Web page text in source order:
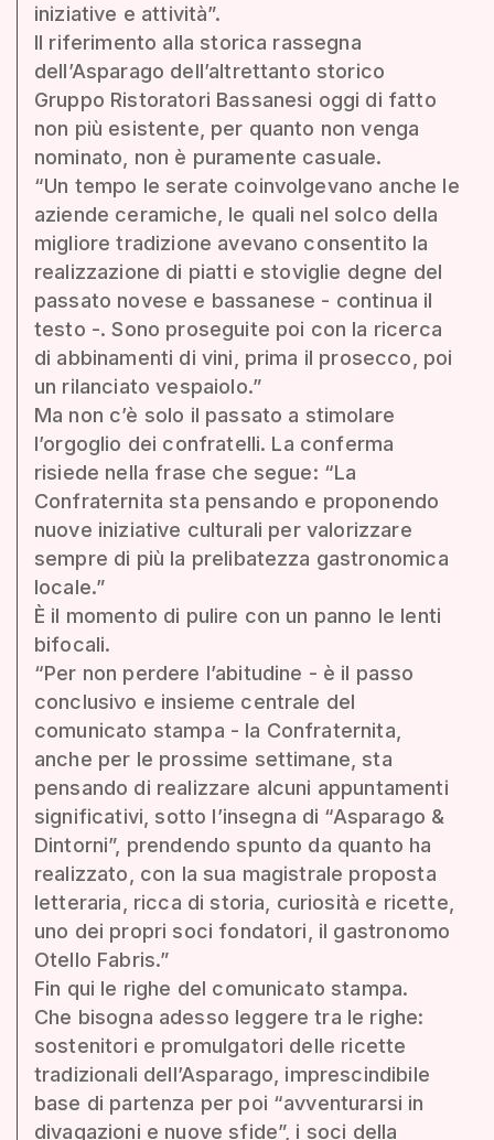
iniziative e attività”.
Il riferimento alla storica rassegna
dell’Asparago dell’altrettanto storico
Gruppo Ristoratori Bassanesi oggi di fatto
non più esistente, per quanto non venga
nominato, non è puramente casuale.
“Un tempo le serate coinvolgevano anche le
aziende ceramiche, le quali nel solco della
migliore tradizione avevano consentito la
realizzazione di piatti e stoviglie degne del
passato novese e bassanese - continua il
testo -. Sono proseguite poi con la ricerca
di abbinamenti di vini, prima il prosecco, poi
un rilanciato vespaiolo.”
Ma non c’è solo il passato a stimolare
l’orgoglio dei confratelli. La conferma
risiede nella frase che segue: “La
Confraternita sta pensando e proponendo
nuove iniziative culturali per valorizzare
sempre di più la prelibatezza gastronomica
locale.”
È il momento di pulire con un panno le lenti
bifocali.
“Per non perdere l’abitudine - è il passo
conclusivo e insieme centrale del
comunicato stampa - la Confraternita,
anche per le prossime settimane, sta
pensando di realizzare alcuni appuntamenti
significativi, sotto l’insegna di “Asparago &
Dintorni”, prendendo spunto da quanto ha
realizzato, con la sua magistrale proposta
letteraria, ricca di storia, curiosità e ricette,
uno dei propri soci fondatori, il gastronomo
Otello Fabris.”
Fin qui le righe del comunicato stampa.
Che bisogna adesso leggere tra le righe:
sostenitori e promulgatori delle ricette
tradizionali dell’Asparago, imprescindibile
base di partenza per poi “avventurarsi in
divagazioni e nuove sfide”, i soci della